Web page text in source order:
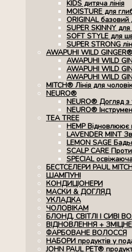
KIDS дитяча лінія
MOISTURE для
ORIGINAL базовий
SUPER SKINNY
SOFT STYLE для
SUPER STRONG
AWAPUHI WILD GINGER®
AWAPUHI WILD
AWAPUHI WILD
AWAPUHI WILD
MITCH® Лінія для
NEURO®
NEURO® Догляд з
NEURO®
TEA TREE
HEMP Відновлюює
LAVENDER MINT
LEMON SAGE
SCALP CARE
SPECIAL
БЕСТСЕЛЕРИ PAUL
ШАМПУНІ
КОНДИЦІОНЕРИ
МАСКИ & ДОГЛЯД
УКЛАДКА
ЧОЛОВІКАМ
БЛОНД, СВІТЛІ І СИВІ
ВІДНОВЛЕННЯ +
ФАРБОВАНЕ ВОЛОССЯ
НАБОРИ продуктів у
JOHN PAUL PET®